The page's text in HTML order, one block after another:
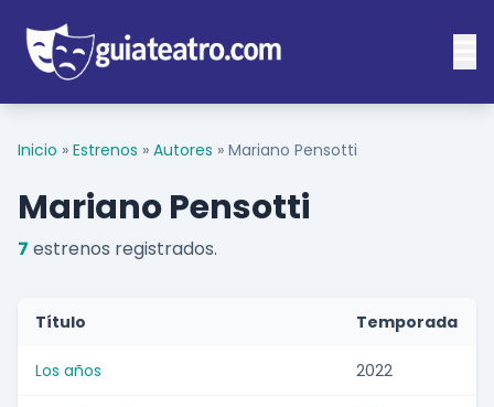
Inicio » Estrenos » Autores » Mariano Pensotti
Mariano Pensotti
7 estrenos registrados.
Título Temporada
Los años 2022